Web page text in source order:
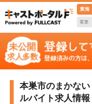
東海
変更
本巣市のまかな
ルバイト求人情報